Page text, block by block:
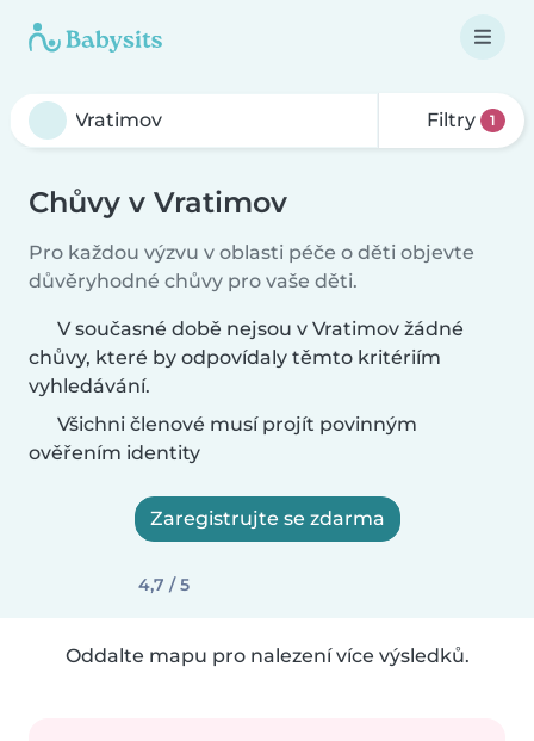
Filtry 1
Chůvy v Vratimov
Pro každou výzvu v oblasti péče o děti objevte
důvěryhodné chůvy pro vaše děti.
V současné době nejsou v Vratimov žádné
chůvy, které by odpovídaly těmto kritériím
vyhledávání.
Všichni členové musí projít povinným
ověřením identity
Zaregistrujte se zdarma
4,7 / 5
Oddalte mapu pro nalezení více výsledků.